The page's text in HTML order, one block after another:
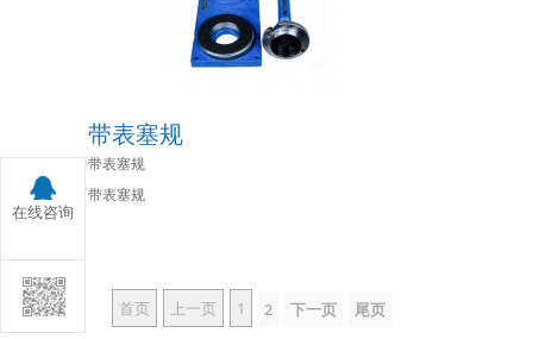
在线咨询
带表塞规
带表塞规
带表塞规
首页 上一页 1 2 下一页 尾页